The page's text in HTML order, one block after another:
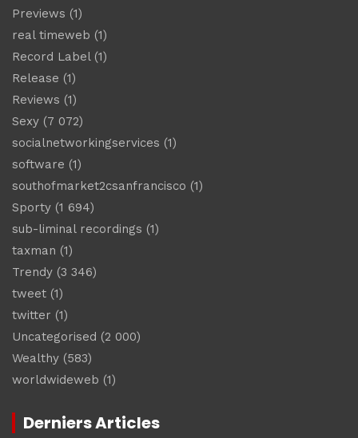
Previews (1)
real timeweb (1)
Record Label (1)
Release (1)
Reviews (1)
Sexy (7 072)
socialnetworkingservices (1)
software (1)
southofmarket2csanfrancisco (1)
Sporty (1 694)
sub-liminal recordings (1)
taxman (1)
Trendy (3 346)
tweet (1)
twitter (1)
Uncategorised (2 000)
Wealthy (583)
worldwideweb (1)
Derniers Articles